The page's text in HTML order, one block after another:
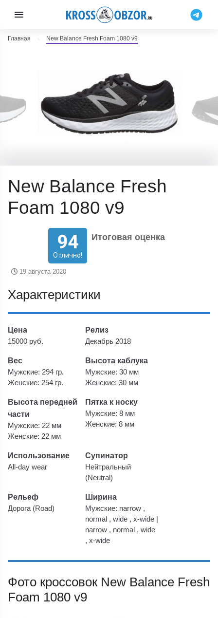
Главная New Balance Fresh Foam 1080 v9
New Balance Fresh
Foam 1080 v9
94
Отлично!
Итоговая оценка
19 августа 2020
Характеристики
Цена
15000 руб.
Релиз
Декабрь 2018
Вес
Мужские: 294 гр.
Женские: 254 гр.
Высота каблука
Мужские: 30 мм
Женские: 30 мм
Высота передней
части
Мужские: 22 мм
Женские: 22 мм
Пятка к носку
Мужские: 8 мм
Женские: 8 мм
Использование
All-day wear
Супинатор
Нейтральный
(Neutral)
Рельеф
Дорога (Road)
Ширина
Мужские: narrow ,
normal , wide , x-wide |
narrow , normal , wide
, x-wide
Фото кроссовок New Balance Fresh
Foam 1080 v9